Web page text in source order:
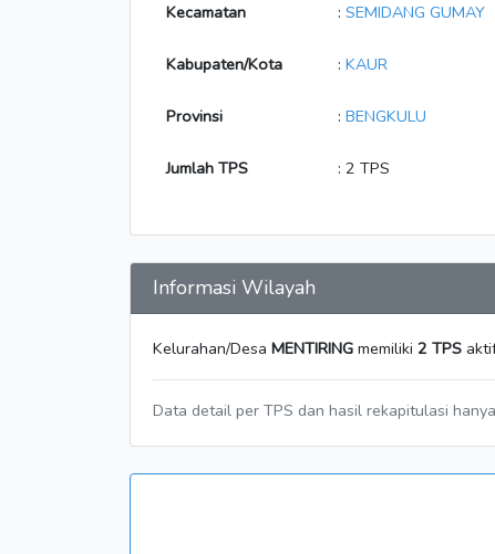
Kecamatan : SEMIDANG GUMAY
Kabupaten/Kota : KAUR
Provinsi : BENGKULU
Jumlah TPS : 2 TPS
Informasi Wilayah
Kelurahan/Desa MENTIRING memiliki 2 TPS
Data detail per TPS dan hasil rekapitulasi